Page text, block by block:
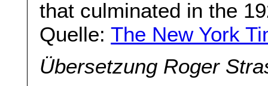
that culminated in the
Quelle:The New York
Übersetzung Roger